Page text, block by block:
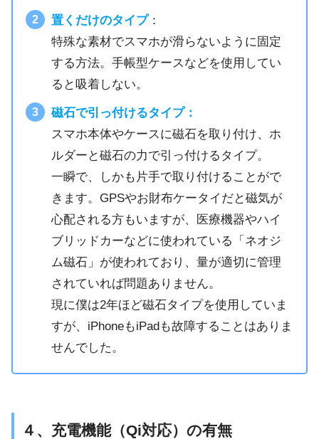
置くだけのタイプ：
特殊な素材でスマホが滑らないように固定
する方法。手帳型ケースなどを使用してい
ると吸着しない。
磁石で引っ付けるタイプ：
スマホ本体やケースに磁石を取り付け、ホ
ルダーと磁石の力で引っ付けるタイプ。
一瞬で、しかも片手で取り付けることがで
きます。GPSやお財布ケータイだと磁気が
心配される方もいますが、医療機器やハイ
ブリッドカーなどに使われている「ネオジ
ム磁石」が使われており、量が適切に管理
されていれば問題ありません。
現に僕は2年ほど磁石タイプを使用していま
すが、iPhoneもiPadも故障することはありま
せんでした。
４、充電機能（Qi対応）の有無